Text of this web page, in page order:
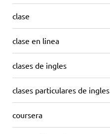
clase
clase en linea
clases de ingles
clases particulares de ingles
coursera